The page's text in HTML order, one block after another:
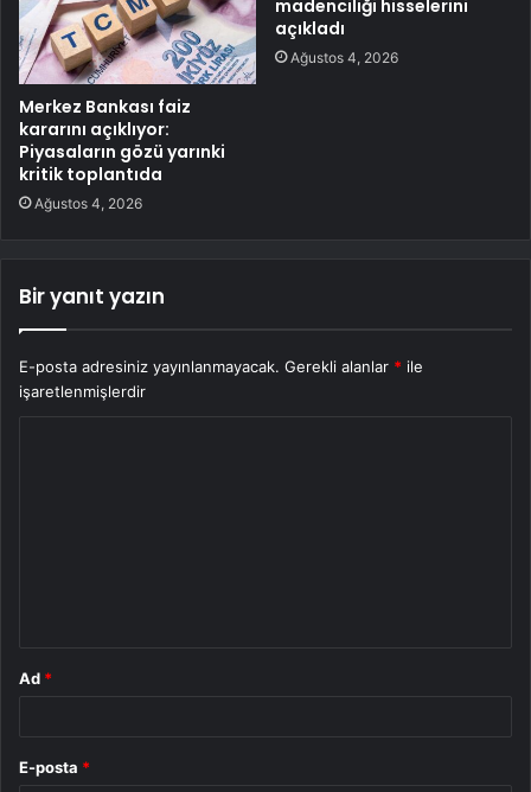
Merkez Bankası faiz
kararını açıklıyor:
Piyasaların gözü yarınki
kritik toplantıda
Ağustos 4, 2026
madenciliği hisselerini
açıkladı
Ağustos 4, 2026
Bir yanıt yazın
E-posta adresiniz yayınlanmayacak. Gerekli alanlar * ile
işaretlenmişlerdir
Ad *
E-posta *